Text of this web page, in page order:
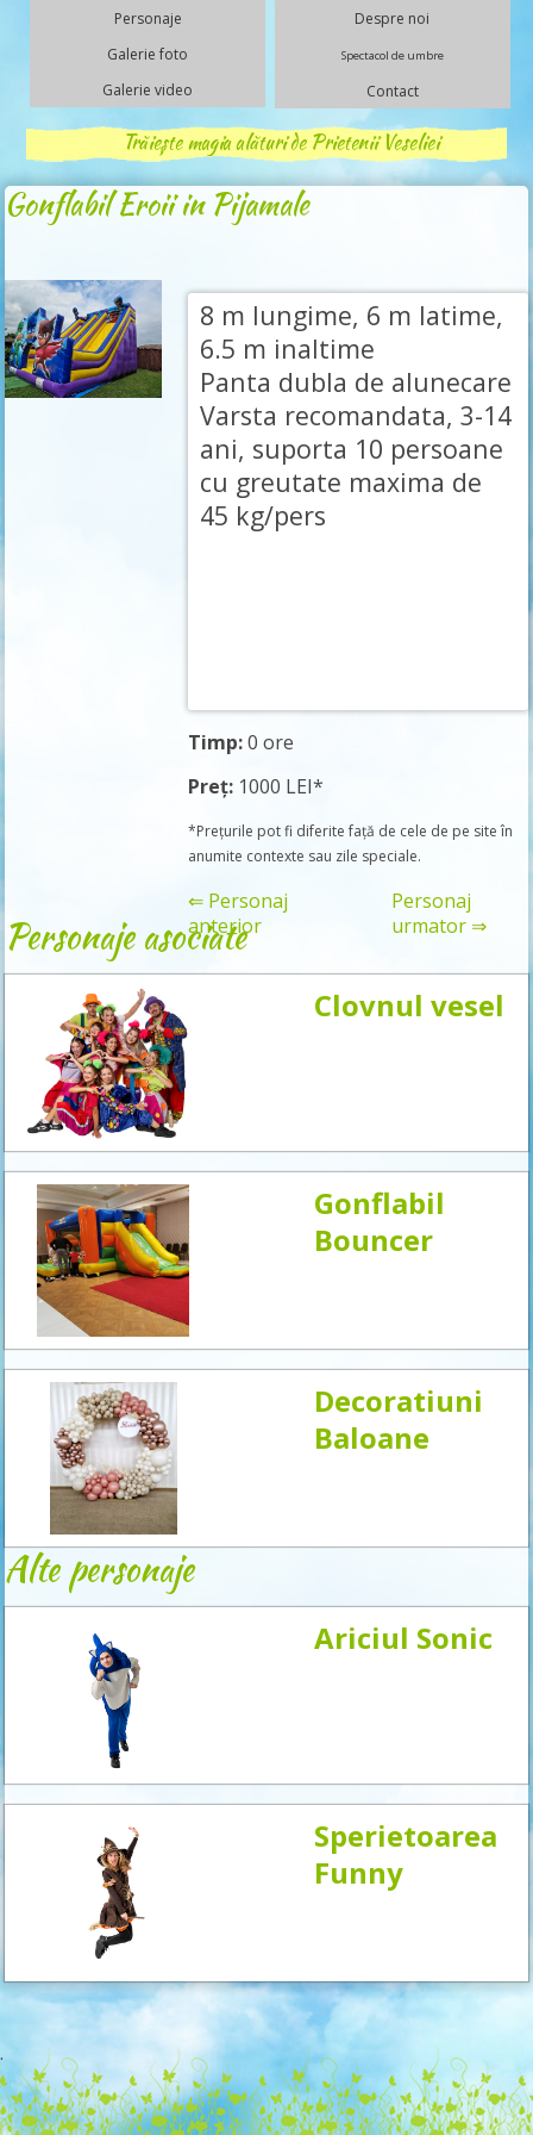
Personaje
Galerie foto
Galerie video
Despre noi
Spectacol de umbre
Contact
Trăiește magia alături de Prietenii Veseliei
Gonflabil Eroii in Pijamale
8 m lungime, 6 m latime,
6.5 m inaltime
Panta dubla de alunecare
Varsta recomandata, 3-14
ani, suporta 10 persoane
cu greutate maxima de
45 kg/pers
Timp:0 ore
Preț: 1000 LEI*
*Prețurile pot fi diferite față de cele de pe site în
anumite contexte sau zile speciale.
Rezervă
⇐ Personaj
anterior
Personaj
urmator ⇒
Personaje asociate
Clovnul vesel
Gonflabil
Bouncer
Decoratiuni
Baloane
Alte personaje
Ariciul Sonic
Sperietoarea
Funny